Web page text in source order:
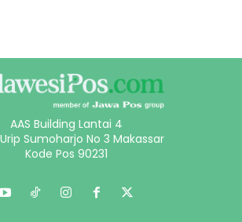
AAS Building Lantai 4
Sumoharjo No 3 Makassar
Kode Pos 90231